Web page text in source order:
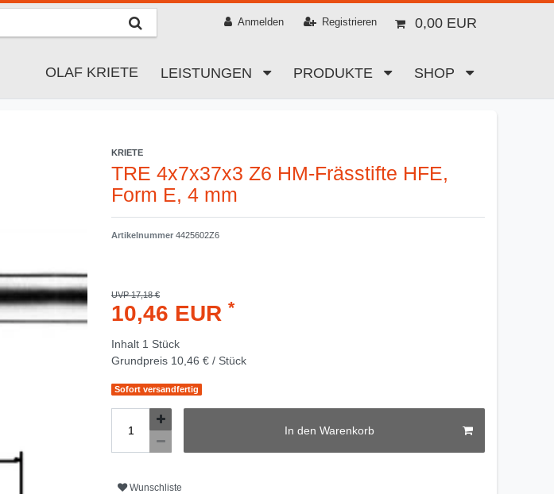
Anmelden Registrieren 0,00 EUR
OLAF KRIETE LEISTUNGEN PRODUKTE SHOP
KRIETE
TRE 4x7x37x3 Z6 HM-Frässtifte HFE,
Form E, 4 mm
Artikelnummer 4425602Z6
UVP 17,18 €
10,46 EUR *
Inhalt 1 Stück
Grundpreis 10,46 € / Stück
Sofort versandfertig
In den Warenkorb
Wunschliste